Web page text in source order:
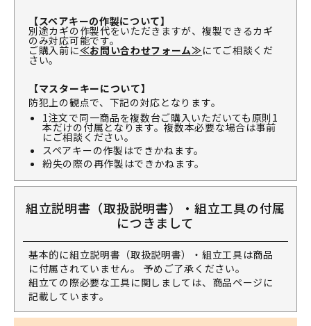
【スペアキーの作製について】
別途カギの作製代をいただきますが、複製できるカギ
のみ対応可能です。
ご購入前に≪お問い合わせフォーム≫にてご相談くだ
さい。
【マスターキーについて】
防犯上の観点で、下記の対応となります。
1注文で同一商品を複数台ご購入いただいても原則1
本だけの付属となります。複数本必要な場合は事前
にご相談ください。
スペアキーの作製はできかねます。
紛失の際の再作製はできかねます。
組立説明書（取扱説明書）・組立工具の付属
につきまして
基本的に組立説明書（取扱説明書）・組立工具は商品
に付属されていません。 予めご了承ください。
組立ての際必要な工具に関しましては、商品ページに
記載しています。